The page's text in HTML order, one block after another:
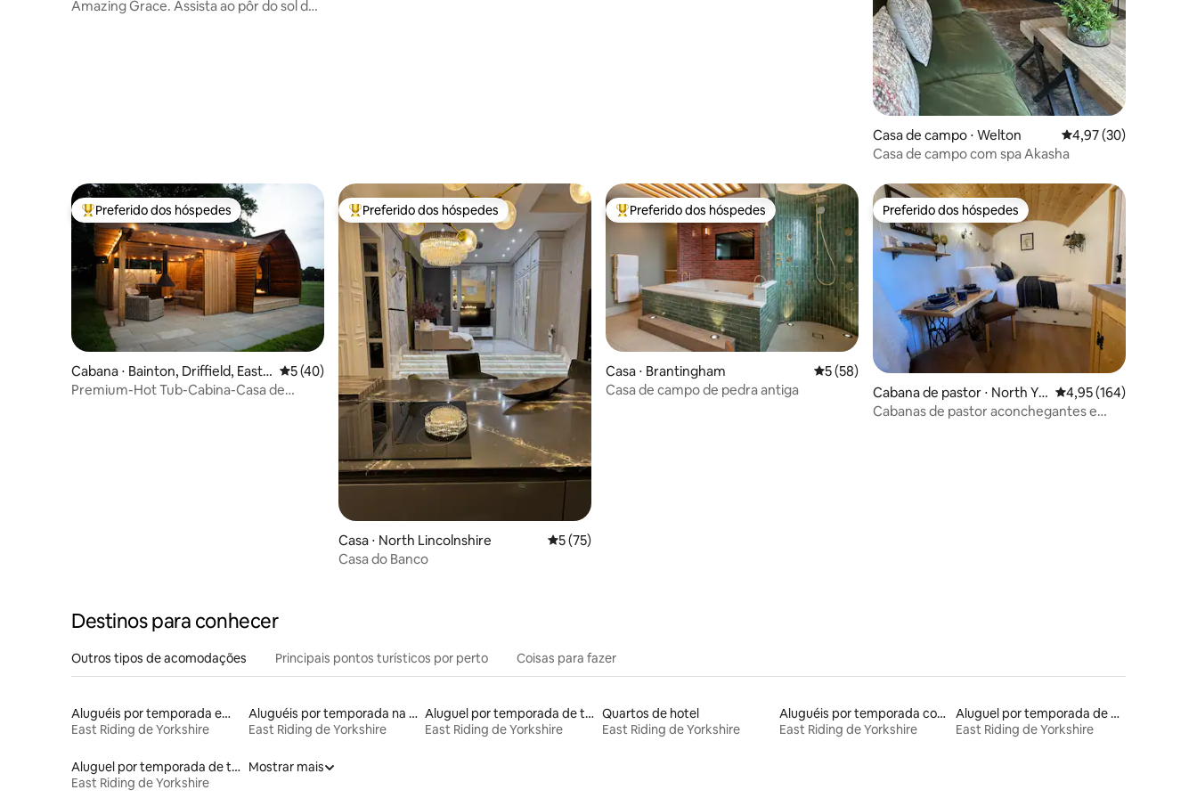
hire
Amazing Grace. Assista ao pôr do sol da
Casa de campo ⋅ Welton 4,97 de uma
4,97 (30)
Casa de campo com spa Akasha
Entre os melhores preferidos dos hóspedes
Preferido dos hóspedes
Cabana ⋅ Bainton, Driffield, East Y
orkshire
5 de uma avaliação média de 5, 40 avaliações
5 (40)
Premium-Hot Tub-Cabina-Casa de
Entre os melhores preferidos dos hóspedes
Preferido dos hóspedes
Casa ⋅ North Lincolnshire 5 de uma avaliação média de 5, 75 avaliações
5 (75)
Casa do Banco
Entre os melhores preferidos dos hóspedes
Preferido dos hóspedes
Casa ⋅ Brantingham 5 de uma avaliação média de 5, 58 avaliações
5 (58)
Casa de campo de pedra antiga
Preferido dos hóspedes
Preferido dos hóspedes
Cabana de pastor ⋅ North Yo
rkshire
4,95 de uma avaliação
4,95 (164)
Cabanas de pastor aconchegantes e
Destinos para conhecer
Outros tipos de acomodações Principais pontos turísticos por perto Coisas para fazer
Aluguéis por temporada em hotéis-fazenda
East Riding de Yorkshire
Aluguéis por temporada na orla
East Riding de Yorkshire
Aluguel por temporada de townhouses
East Riding de Yorkshire
Quartos de hotel
East Riding de Yorkshire
Aluguéis por temporada com café da manhã
East Riding de Yorkshire
Aluguel por temporada de casas de veraneio
East Riding de Yorkshire
Aluguel por temporada de tendas
East Riding de Yorkshire
Mostrar mais